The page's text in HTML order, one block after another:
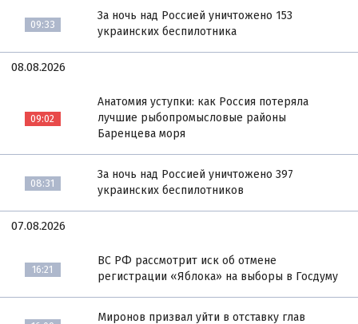
09:33
За ночь над Россией уничтожено 153
украинских беспилотника
08.08.2026
09:02
Анатомия уступки: как Россия потеряла
лучшие рыбопромысловые районы
Баренцева моря
08:31
За ночь над Россией уничтожено 397
украинских беспилотников
07.08.2026
16:21
ВС РФ рассмотрит иск об отмене
регистрации «Яблока» на выборы в Госдуму
Миронов призвал уйти в отставку глав